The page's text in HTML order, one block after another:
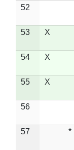
52
53 X
54 X
55 X
56
57 *